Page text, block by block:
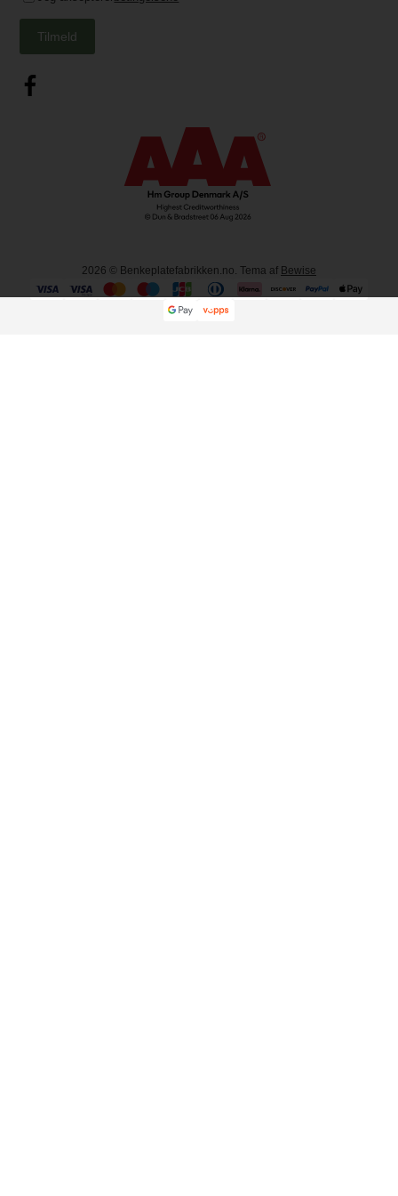
"cillit bang" og klorin) unngås, da disse kan forårsake skade på
overflatepoleringen.
Vedlikehold
Kompositt krever i utgangspunktet ikke en spesiell form for
Tilmeld
2026 © Benkeplatefabrikken.no. Tema af Bewise